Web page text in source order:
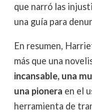
que narró las
una guía para
En resumen,
más que una
incansable, una
una pionera en el
herramienta de